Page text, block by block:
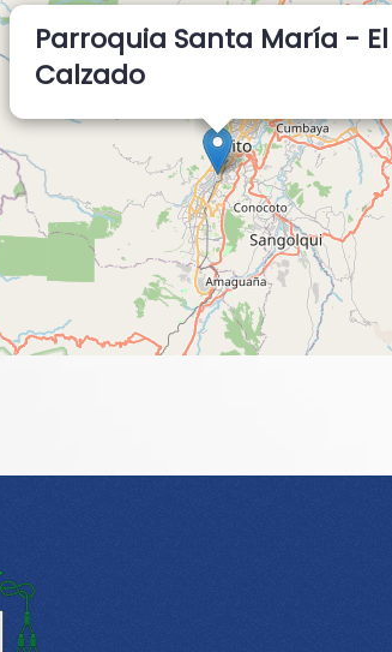
Parroquia Santa María - El
Calzado